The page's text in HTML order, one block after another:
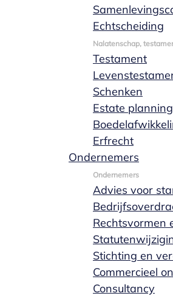
Echtscheiding
Nalatenschap,
Testament
Schenken
Estate planning
Erfrecht
Ondernemers
Ondernemers
Advies voor
Rechtsvormen
Stichting en
Commercieel
Consultancy